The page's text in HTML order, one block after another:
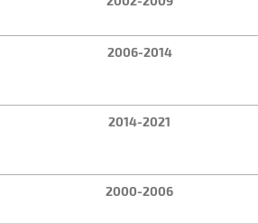
2006-2014
2014-2021
2000-2006